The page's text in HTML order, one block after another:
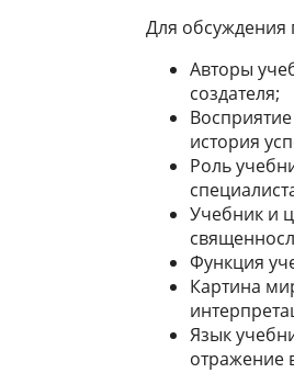
Для обсуждения
Авторы
создателя;
история
Роль
Учебник и
Функция
Картина
Язык
отражение